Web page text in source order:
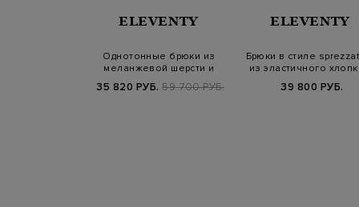
ELEVENTY
Однотонные брюки из
меланжевой шерсти и
35 820 РУБ. 59 700 РУБ.
ELEVENTY
Брюки в стиле
из эластичного
39 800 РУБ.